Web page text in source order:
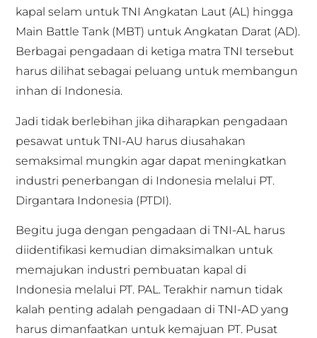
kapal selam untuk TNI Angkatan Laut (AL) hingga
Main Battle Tank (MBT) untuk Angkatan Darat (AD).
Berbagai pengadaan di ketiga matra TNI tersebut
harus dilihat sebagai peluang untuk membangun
inhan di Indonesia.
Jadi tidak berlebihan jika diharapkan pengadaan
pesawat untuk TNI-AU harus diusahakan
semaksimal mungkin agar dapat meningkatkan
industri penerbangan di Indonesia melalui PT.
Dirgantara Indonesia (PTDI).
Begitu juga dengan pengadaan di TNI-AL harus
diidentifikasi kemudian dimaksimalkan untuk
memajukan industri pembuatan kapal di
Indonesia melalui PT. PAL. Terakhir namun tidak
kalah penting adalah pengadaan di TNI-AD yang
harus dimanfaatkan untuk kemajuan PT. Pusat